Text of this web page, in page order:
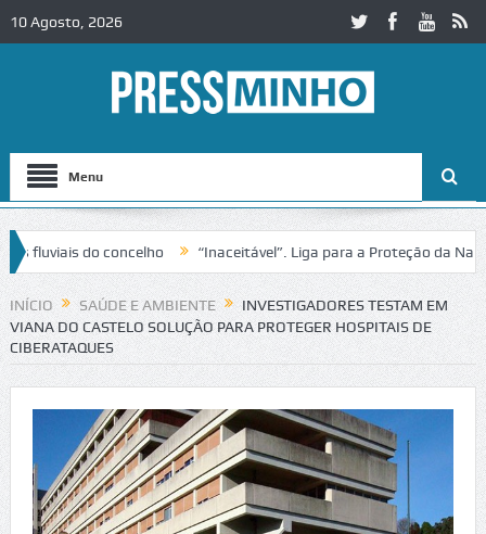
10 Agosto, 2026
Menu
do concelho “Inaceitável”. Liga para a Proteção da Natureza
no IC2 em Alcobaça Igreja do Castelo de Cerveira assegura
INÍCIO SAÚDE E AMBIENTE
INVESTIGADORES TESTAM EM
VIANA DO CASTELO SOLUÇÃO PARA PROTEGER HOSPITAIS DE
CIBERATAQUES